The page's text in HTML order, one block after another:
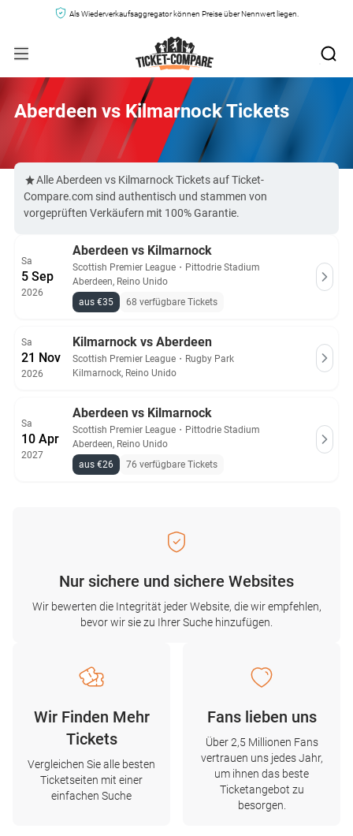
Als Wiederverkaufsaggregator können Preise über Nennwert liegen.
Aberdeen vs Kilmarnock Tickets
Alle Aberdeen vs Kilmarnock Tickets auf Ticket-
Compare.com sind authentisch und stammen von
vorgeprüften Verkäufern mit 100% Garantie.
Sa
5 Sep
2026
Aberdeen vs Kilmarnock
Scottish Premier League ・ Pittodrie Stadium
Aberdeen, Reino Unido
aus €35
68 verfügbare Tickets
Sa
21 Nov
2026
Kilmarnock vs Aberdeen
Scottish Premier League ・ Rugby Park
Kilmarnock, Reino Unido
Sa
10 Apr
2027
Aberdeen vs Kilmarnock
Scottish Premier League ・ Pittodrie Stadium
Aberdeen, Reino Unido
aus €26
76 verfügbare Tickets
Nur sichere und sichere Websites
Wir bewerten die Integrität jeder Website, die wir empfehlen,
bevor wir sie zu Ihrer Suche hinzufügen.
Wir Finden Mehr
Tickets
Vergleichen Sie alle besten
Ticketseiten mit einer
einfachen Suche
Fans lieben uns
Über 2,5 Millionen Fans
vertrauen uns jedes Jahr,
um ihnen das beste
Ticketangebot zu
besorgen.